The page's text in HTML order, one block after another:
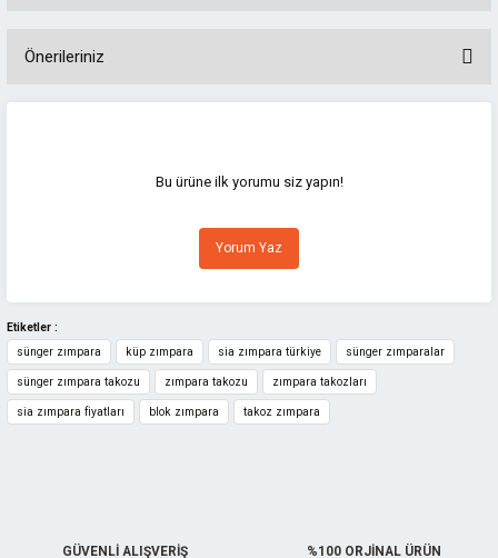
Önerileriniz
Görüş ve önerileriniz için teşekkür ederiz.
Ürün resmi kalitesiz, bozuk veya görüntülenemiyor.
Ürün açıklamasında eksik bilgiler bulunuyor.
Ürün fiyatı diğer sitelerden daha pahalı.
Bu ürüne benzer farklı alternatifler olmalı.
Bu ürüne ilk yorumu siz yapın!
Yorum Yaz
Etiketler :
sünger zımpara
küp zımpara sia zımpara türkiye sünger zımparalar
sünger zımpara takozu zımpara takozu zımpara takozları
sia zımpara fiyatları blok zımpara takoz zımpara
GÜVENLİ ALIŞVERİŞ %100 ORJİNAL ÜRÜN